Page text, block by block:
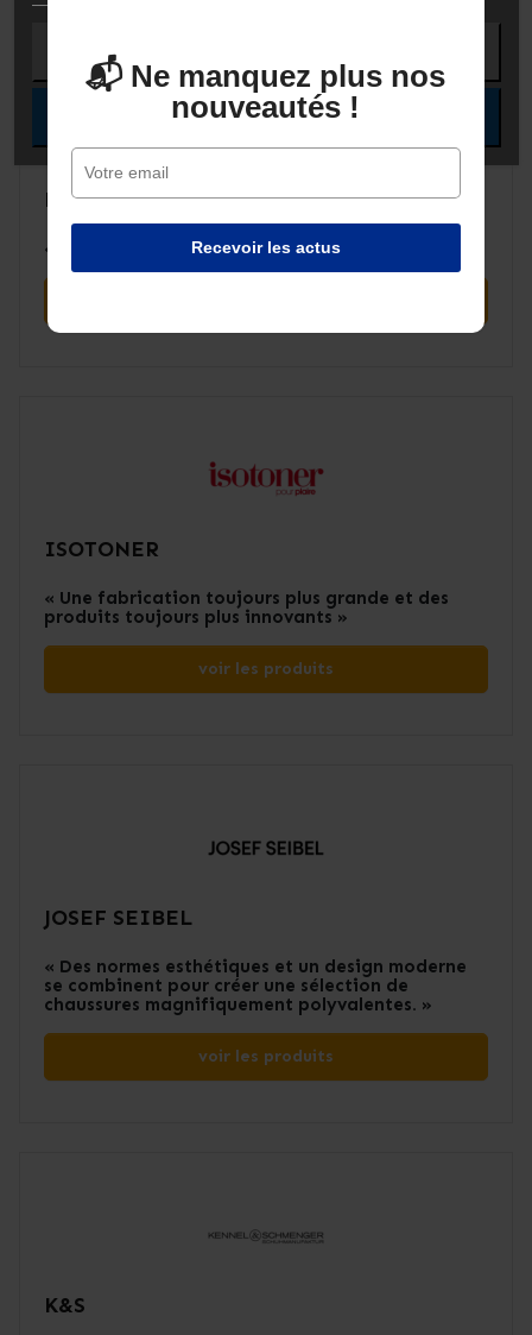
HEXAGONA
« La promesse de démocratiser la maroquinerie »
ISOTONER
« Une fabrication toujours plus grande et des
produits toujours plus innovants »
voir les produits
JOSEF SEIBEL
« Des normes esthétiques et un design moderne
se combinent pour créer une sélection de
chaussures magnifiquement polyvalentes. »
voir les produits
K&S
J'ACCEPTE
📬 Ne manquez plus nos
nouveautés !
Recevoir les actus